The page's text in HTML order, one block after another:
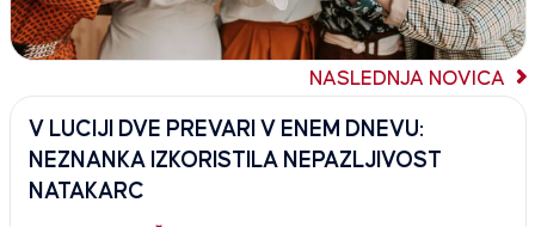
NASLEDNJA NOVICA
V LUCIJI DVE PREVARI V ENEM DNEVU:
NEZNANKA IZKORISTILA NEPAZLJIVOST
NATAKARC